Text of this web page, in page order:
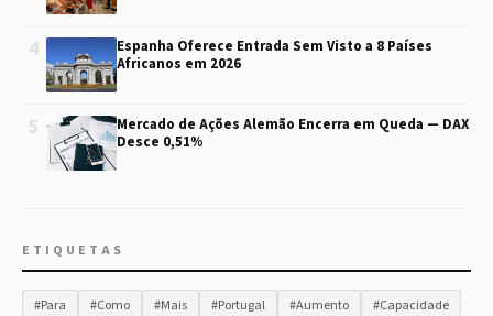
4
Espanha Oferece Entrada Sem Visto a 8 Países
Africanos em 2026
5
Mercado de Ações Alemão Encerra em Queda — DAX
Desce 0,51%
ETIQUETAS
#Para #Como #Mais #Portugal #Aumento
#Capacidade